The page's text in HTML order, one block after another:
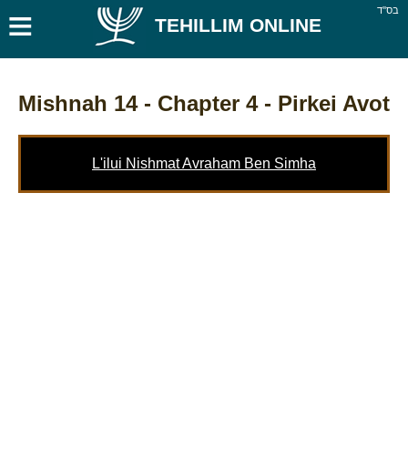
בס''ד ≡ TEHILLIM ONLINE
Mishnah 14- Chapter 4 - Pirkei Avot
L'ilui Nishmat Avraham Ben Simha